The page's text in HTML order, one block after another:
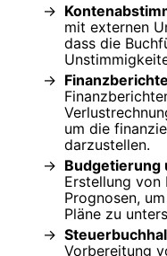
mit externen
dass die
um die
darzustellen.
Budgetierung
Erstellung von
Prognosen,
Pläne zu
Vorbereitung